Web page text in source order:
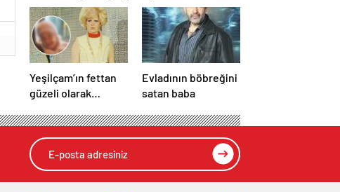
Yeşilçam’ın fettan
güzeli olarak
kazınmıştı! Suzan
Avcı’nın son halini
görenler şaşırıyor!
Evladının böbreğini
satan baba